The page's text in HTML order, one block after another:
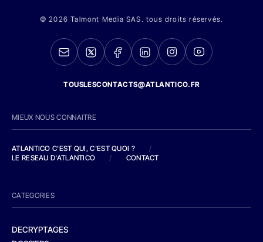
© 2026 Talmont Media SAS. tous droits réservés.
TOUSLESCONTACTS@ATLANTICO.FR
MIEUX NOUS CONNAITRE
ATLANTICO C'EST QUI, C'EST QUOI ?
/
LE RESEAU D'ATLANTICO
/ CONTACT
CATEGORIES
DECRYPTAGES